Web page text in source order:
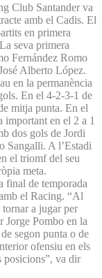
Club Santander va
amb el Cadis. El
en primera
seva primera
Fernández Romo
Alberto López.
en la permanència
En el 4-2-3-1 de
mitja punta. En el
important en el 2 a 1
dos gols de Jordi
Sangalli. A l’Estadi
el triomf del seu
meta.
final de temporada
el Racing. “Al
a jugar per
Jorge Pombo en la
segon punta o de
ofensiu en els
posicions”, va dir